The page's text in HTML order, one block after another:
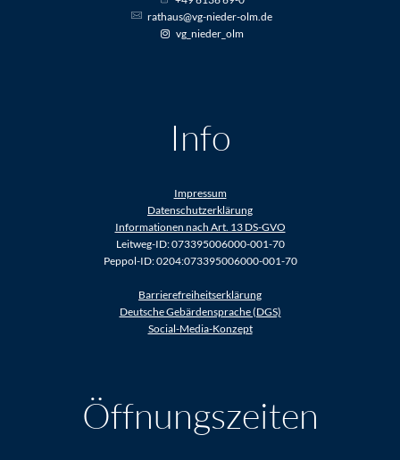
rathaus@vg-nieder-olm.de
vg_nieder_olm
Info
Impressum
Datenschutzerklärung
Informationen nach Art. 13 DS-GVO
Leitweg-ID: 073395006000-001-70
Peppol-ID: 0204:073395006000-001-70
Barrierefreiheitserklärung
Deutsche Gebärdensprache (DGS)
Social-Media-Konzept
Öffnungszeiten